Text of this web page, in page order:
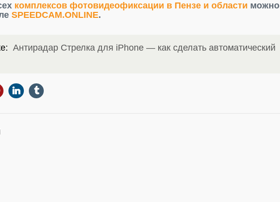
комплексов фотовидеофиксации в Пензе и области можно
SPEEDCAM.ONLINE.
Антирадар Стрелка для iPhone — как сделать автоматический